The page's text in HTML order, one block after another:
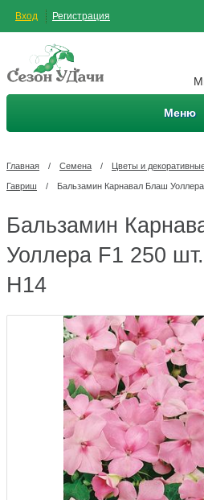
Вход Регистрация
Меню
Главная / Семена / Цветы и
Гавриш / Бальзамин Карнавал Блаш
Бальзамин
Уоллера F1 250
Н14